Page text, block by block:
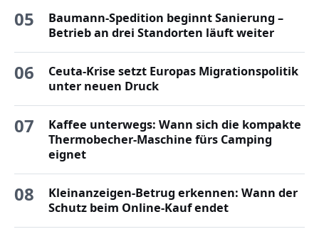
05
Baumann-Spedition beginnt Sanierung –
Betrieb an drei Standorten läuft weiter
06
Ceuta-Krise setzt Europas Migrationspolitik
unter neuen Druck
07
Kaffee unterwegs: Wann sich die kompakte
Thermobecher-Maschine fürs Camping
eignet
08
Kleinanzeigen-Betrug erkennen: Wann der
Schutz beim Online-Kauf endet